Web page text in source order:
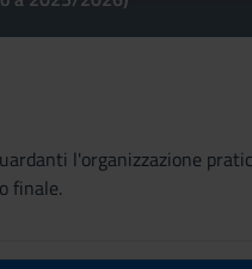
l'organizzazione
finale.